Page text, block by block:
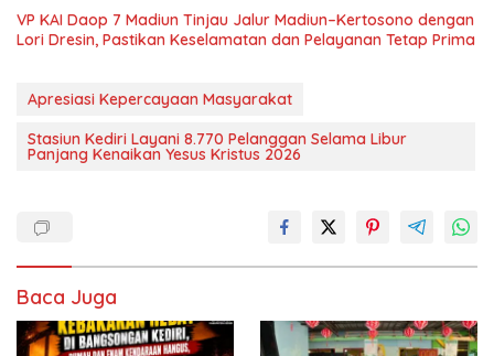
VP KAI Daop 7 Madiun Tinjau Jalur Madiun–Kertosono dengan
Lori Dresin, Pastikan Keselamatan dan Pelayanan Tetap Prima
Apresiasi Kepercayaan Masyarakat
Stasiun Kediri Layani 8.770 Pelanggan Selama Libur
Panjang Kenaikan Yesus Kristus 2026
Baca Juga